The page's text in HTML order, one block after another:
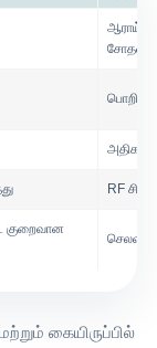
அதிக
RF
குறைவான
செலவு
கையிருப்பில்